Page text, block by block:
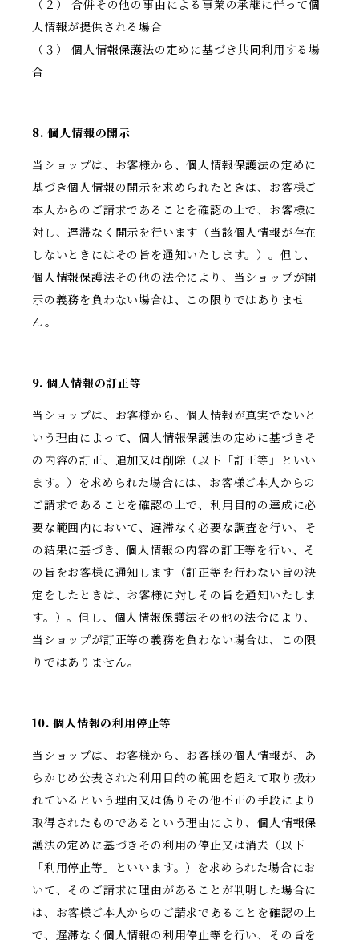
（２） 合併その他の事由による事業の承継に伴って個
人情報が提供される場合
（３） 個人情報保護法の定めに基づき共同利用する場
合
8. 個人情報の開示
当ショップは、お客様から、個人情報保護法の定めに
基づき個人情報の開示を求められたときは、お客様ご
本人からのご請求であることを確認の上で、お客様に
対し、遅滞なく開示を行います（当該個人情報が存在
しないときにはその旨を通知いたします。）。但し、
個人情報保護法その他の法令により、当ショップが開
示の義務を負わない場合は、この限りではありませ
ん。
9. 個人情報の訂正等
当ショップは、お客様から、個人情報が真実でないと
いう理由によって、個人情報保護法の定めに基づきそ
の内容の訂正、追加又は削除（以下「訂正等」といい
ます。）を求められた場合には、お客様ご本人からの
ご請求であることを確認の上で、利用目的の達成に必
要な範囲内において、遅滞なく必要な調査を行い、そ
の結果に基づき、個人情報の内容の訂正等を行い、そ
の旨をお客様に通知します（訂正等を行わない旨の決
定をしたときは、お客様に対しその旨を通知いたしま
す。）。但し、個人情報保護法その他の法令により、
当ショップが訂正等の義務を負わない場合は、この限
りではありません。
10. 個人情報の利用停止等
当ショップは、お客様から、お客様の個人情報が、あ
らかじめ公表された利用目的の範囲を超えて取り扱わ
れているという理由又は偽りその他不正の手段により
取得されたものであるという理由により、個人情報保
護法の定めに基づきその利用の停止又は消去（以下
「利用停止等」といいます。）を求められた場合にお
いて、そのご請求に理由があることが判明した場合に
は、お客様ご本人からのご請求であることを確認の上
で、遅滞なく個人情報の利用停止等を行い、その旨を